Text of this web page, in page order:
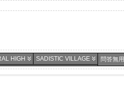
HIGH SADISTIC VILLAGE 問答無用